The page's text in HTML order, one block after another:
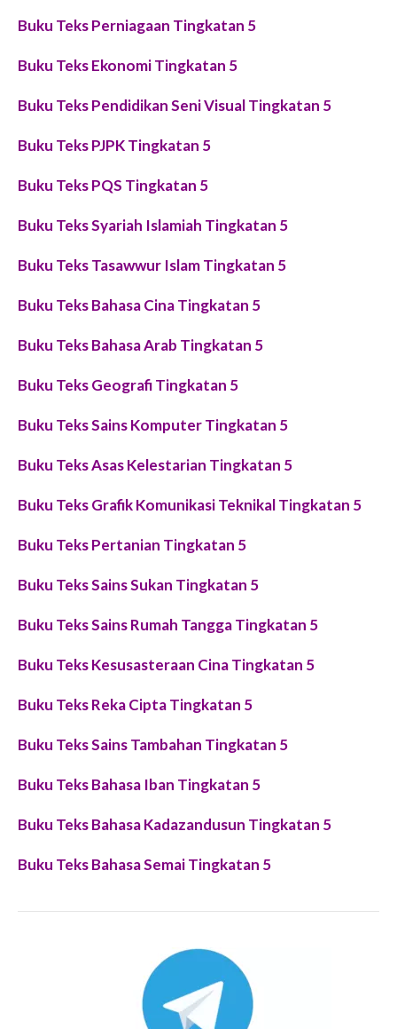
Buku Teks Perniagaan Tingkatan 5
Buku Teks Ekonomi Tingkatan 5
Buku Teks Pendidikan Seni Visual Tingkatan 5
Buku Teks PJPK Tingkatan 5
Buku Teks PQS Tingkatan 5
Buku Teks Syariah Islamiah Tingkatan 5
Buku Teks Tasawwur Islam Tingkatan 5
Buku Teks Bahasa Cina Tingkatan 5
Buku Teks Bahasa Arab Tingkatan 5
Buku Teks Geografi Tingkatan 5
Buku Teks Sains Komputer Tingkatan 5
Buku Teks Asas Kelestarian Tingkatan 5
Buku Teks Grafik Komunikasi Teknikal Tingkatan 5
Buku Teks Pertanian Tingkatan 5
Buku Teks Sains Sukan Tingkatan 5
Buku Teks Sains Rumah Tangga Tingkatan 5
Buku Teks Kesusasteraan Cina Tingkatan 5
Buku Teks Reka Cipta Tingkatan 5
Buku Teks Sains Tambahan Tingkatan 5
Buku Teks Bahasa Iban Tingkatan 5
Buku Teks Bahasa Kadazandusun Tingkatan 5
Buku Teks Bahasa Semai Tingkatan 5